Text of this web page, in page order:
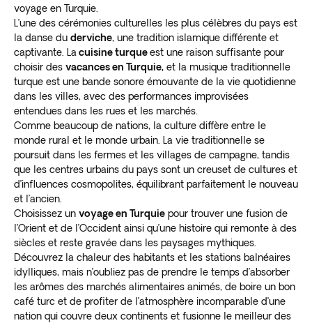
voyage en Turquie.
L’une des cérémonies culturelles les plus célèbres du pays est
la danse du derviche, une tradition islamique différente et
captivante. La cuisine turqueest une raison suffisante pour
choisir des vacances en Turquie, et la musique traditionnelle
turque est une bande sonore émouvante de la vie quotidienne
dans les villes, avec des performances improvisées
entendues dans les rues et les marchés.
Comme beaucoup de nations, la culture diffère entre le
monde rural et le monde urbain. La vie traditionnelle se
poursuit dans les fermes et les villages de campagne, tandis
que les centres urbains du pays sont un creuset de cultures et
d’influences cosmopolites, équilibrant parfaitement le nouveau
et l’ancien.
Choisissez un voyage en Turquie pour trouver une fusion de
l’Orient et de l’Occident ainsi qu’une histoire qui remonte à des
siècles et reste gravée dans les paysages mythiques.
Découvrez la chaleur des habitants et les stations balnéaires
idylliques, mais n’oubliez pas de prendre le temps d’absorber
les arômes des marchés alimentaires animés, de boire un bon
café turc et de profiter de l’atmosphère incomparable d’une
nation qui couvre deux continents et fusionne le meilleur des